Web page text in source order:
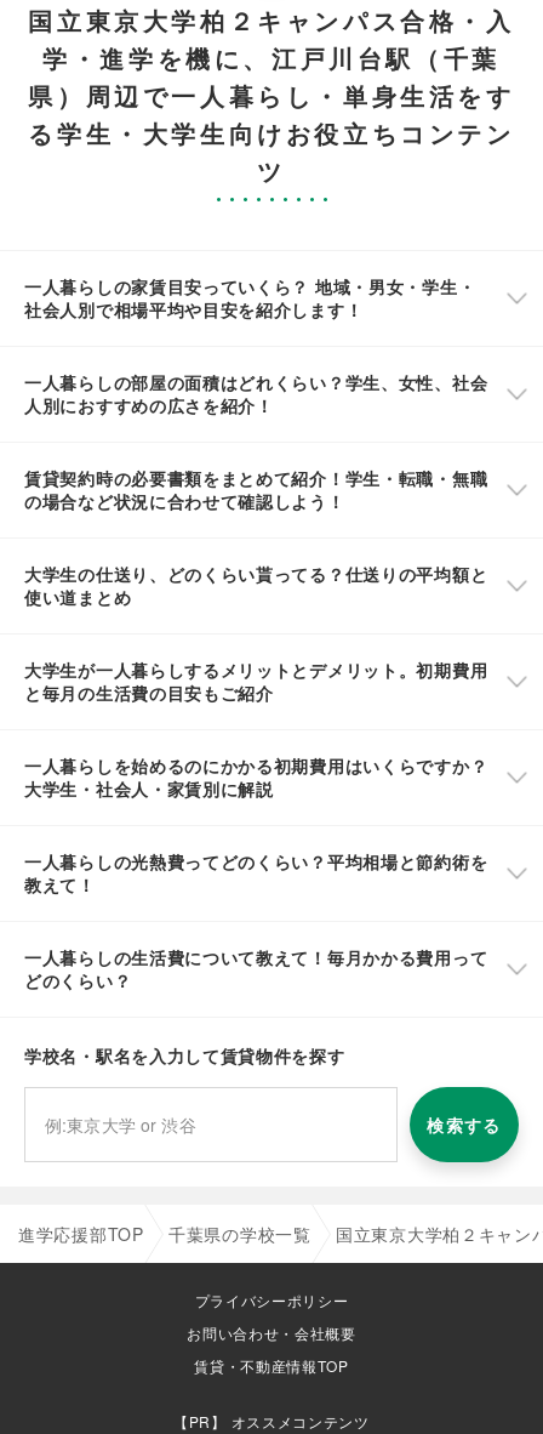
国立東京大学柏２キャンパス合格・入
学・進学を機に、江戸川台駅（千葉
県）周辺で一人暮らし・単身生活をす
る学生・大学生向けお役立ちコンテン
ツ
一人暮らしの家賃目安っていくら？ 地域・男女・学生・
社会人別で相場平均や目安を紹介します！
一人暮らしの部屋の面積はどれくらい？学生、女性、社会
人別におすすめの広さを紹介！
賃貸契約時の必要書類をまとめて紹介！学生・転職・無職
の場合など状況に合わせて確認しよう！
大学生の仕送り、どのくらい貰ってる？仕送りの平均額と
使い道まとめ
大学生が一人暮らしするメリットとデメリット。初期費用
と毎月の生活費の目安もご紹介
一人暮らしを始めるのにかかる初期費用はいくらですか？
大学生・社会人・家賃別に解説
一人暮らしの光熱費ってどのくらい？平均相場と節約術を
教えて！
一人暮らしの生活費について教えて！毎月かかる費用って
どのくらい？
学校名・駅名を入力して賃貸物件を探す
検索する
進学応援部TOP 千葉県の学校一覧 国立東京大学柏２キャン
プライバシーポリシー
お問い合わせ・会社概要
賃貸・不動産情報TOP
オススメコンテンツ